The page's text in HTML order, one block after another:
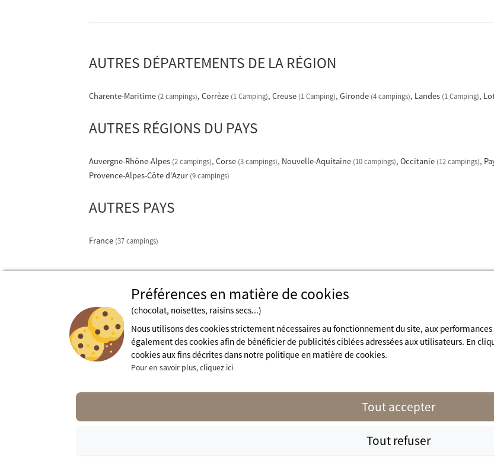
AUTRES DÉPARTEMENTS DE LA RÉGION
Charente-Maritime (2 campings) Corrèze (1 Camping) Creuse (1 Camping) Gironde (4 campings) Landes (1 Camping)
AUTRES RÉGIONS DU PAYS
Auvergne-Rhône-Alpes (2 campings) Corse (3 campings) Nouvelle-Aquitaine (10 campings) Occitanie (12 campings)
Provence-Alpes-Côte d'Azur (9 campings)
AUTRES PAYS
France (37 campings)
Fédération des espaces naturistes
Mentions légales
Cookies
contact@naturisme.fr
Préférences en matière de cookies
(chocolat, noisettes, raisins secs...)
Nous utilisons des cookies strictement nécessaires au fonctionnement du site, aux
également des cookies afin de bénéficier de publicités ciblées adressées aux utilisateurs. En
cookies aux fins décrites dans notre politique en matière de cookies.
Pour en savoir plus, cliquez ici
Tout accepter
Tout refuser